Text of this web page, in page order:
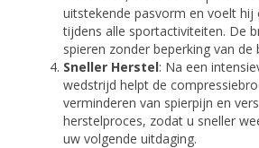
uitstekende pasvorm en voelt
tijdens alle sportactiviteiten. De
spieren zonder beperking van de
Sneller Herstel: Na een
wedstrijd helpt de
verminderen van spierpijn en
herstelproces, zodat u sneller
uw volgende uitdaging.